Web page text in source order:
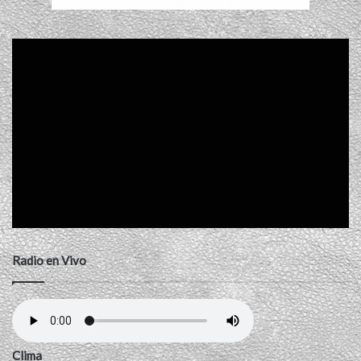
Radio en Vivo
Clima